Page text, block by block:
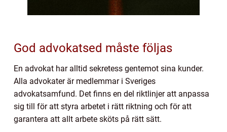
God advokatsed måste följas
En advokat har alltid sekretess gentemot sina kunder.
Alla advokater är medlemmar i Sveriges
advokatsamfund. Det finns en del riktlinjer att anpassa
sig till för att styra arbetet i rätt riktning och för att
garantera att allt arbete sköts på rätt sätt.